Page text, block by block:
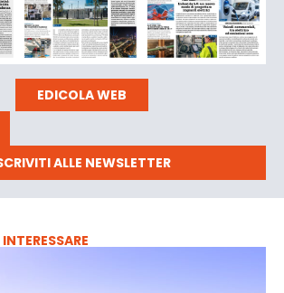
EDICOLA WEB
ALLE NEWSLETTER